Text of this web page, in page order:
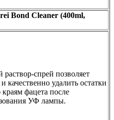
Bond Cleaner (400ml,
спрей позволяет
качественно удалить остатки
краям фацета после
УФ лампы.